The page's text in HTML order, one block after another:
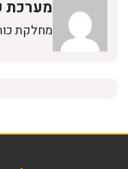
מערכת
מחלקת